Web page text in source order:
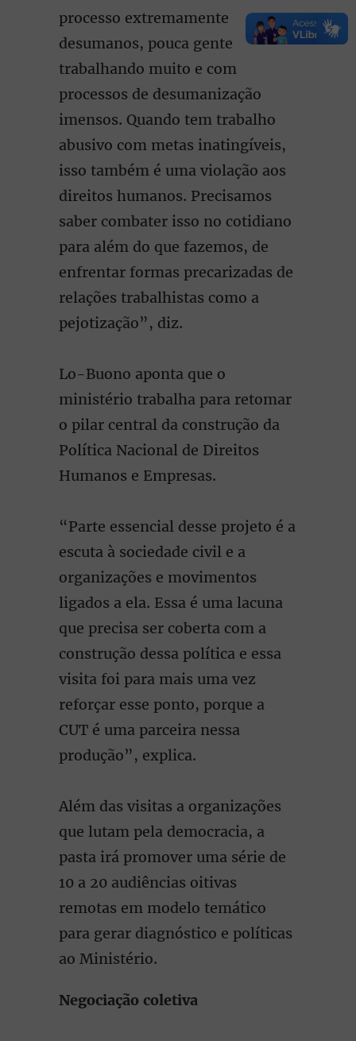
processo extremamente
desumanos, pouca gente
trabalhando muito e com
processos de desumanização
imensos. Quando tem trabalho
abusivo com metas inatingíveis,
isso também é uma violação aos
direitos humanos. Precisamos
saber combater isso no cotidiano
para além do que fazemos, de
enfrentar formas precarizadas de
relações trabalhistas como a
pejotização”, diz.
Lo-Buono aponta que o
ministério trabalha para retomar
o pilar central da construção da
Política Nacional de Direitos
Humanos e Empresas.
“Parte essencial desse projeto é a
escuta à sociedade civil e a
organizações e movimentos
ligados a ela. Essa é uma lacuna
que precisa ser coberta com a
construção dessa política e essa
visita foi para mais uma vez
reforçar esse ponto, porque a
CUT é uma parceira nessa
produção”, explica.
Além das visitas a organizações
que lutam pela democracia, a
pasta irá promover uma série de
10 a 20 audiências oitivas
remotas em modelo temático
para gerar diagnóstico e políticas
ao Ministério.
Negociação coletiva